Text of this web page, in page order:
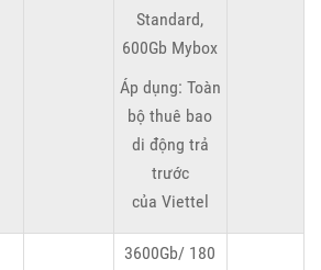
Standard,
600Gb Mybox
Áp dụng: Toàn
bộ thuê bao
di động trả
trước
của Viettel
3600Gb/ 180